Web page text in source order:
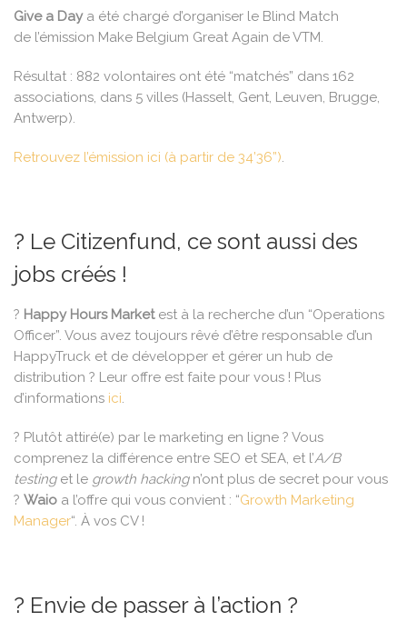
Give a Daya été chargé d’organiser le Blind Match
de l’émission Make Belgium Great Again de VTM.
Résultat : 882 volontaires ont été “matchés” dans 162
associations, dans 5 villes (Hasselt, Gent, Leuven, Brugge,
Antwerp).
Retrouvez l’émission ici (à partir de 34’36”).
? Le Citizenfund, ce sont aussi des
jobs créés !
? Happy Hours Marketest à la recherche d’un “Operations
Officer”. Vous avez toujours rêvé d’être responsable d’un
HappyTruck et de développer et gérer un hub de
distribution ? Leur offre est faite pour vous ! Plus
d’informations ici.
? Plutôt attiré(e) par le marketing en ligne ? Vous
comprenez la différence entre SEO et SEA, et l’A/B
testinget le growth hackingn’ont plus de secret pour vous
? Waio a l’offre qui vous convient : “Growth Marketing
Manager“. À vos CV !
? Envie de passer à l’action ?